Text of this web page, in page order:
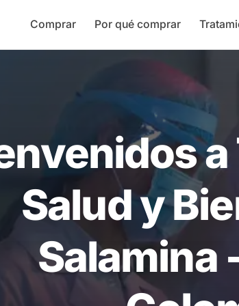
Comprar Por qué comprar
a
Salud y
Salamina